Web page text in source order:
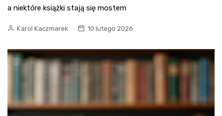
a niektóre książki stają się mostem
Karol Kaczmarek 10 lutego 2026